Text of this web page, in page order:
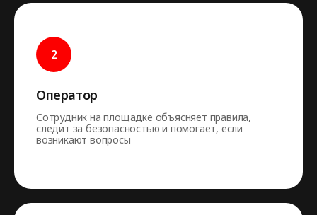
Оператор
Сотрудник на площадке объясняет правила,
следит за безопасностью и помогает, если
возникают вопросы